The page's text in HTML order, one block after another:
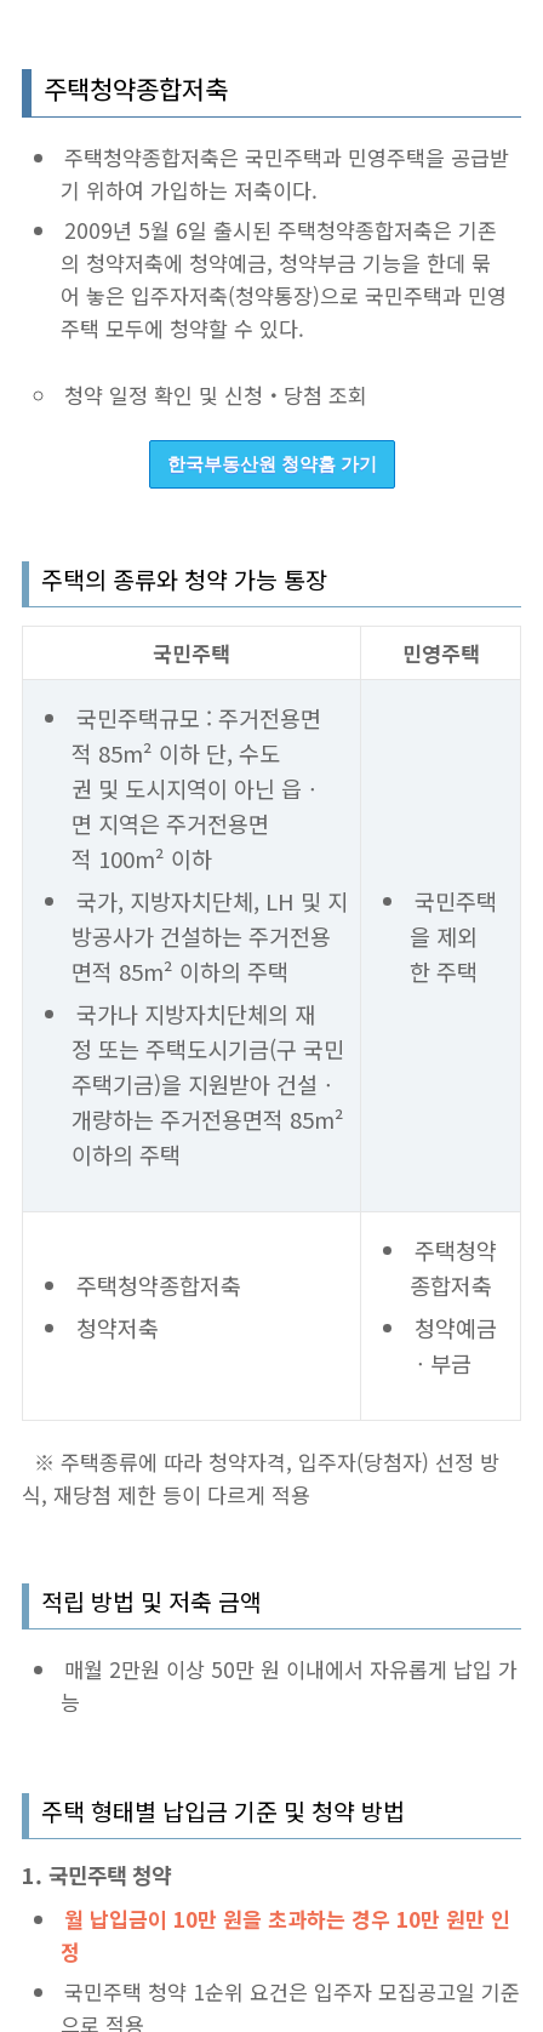
주택청약종합저축
주택청약종합저축은 국민주택과 민영주택을 공급받
기 위하여 가입하는 저축이다.
2009년 5월 6일 출시된 주택청약종합저축은 기존
의 청약저축에 청약예금, 청약부금 기능을 한데 묶
어 놓은 입주자저축(청약통장)으로 국민주택과 민영
주택 모두에 청약할 수 있다.
청약 일정 확인 및 신청・당첨 조회
한국부동산원 청약홈 가기
주택의 종류와 청약 가능 통장
국민주택 민영주택
국민주택규모 : 주거전용면
적 85m² 이하 단, 수도
권 및 도시지역이 아닌 읍ㆍ
면 지역은 주거전용면
적 100m² 이하
국가, 지방자치단체, LH 및 지
방공사가 건설하는 주거전용
면적 85m² 이하의 주택
국가나 지방자치단체의 재
정 또는 주택도시기금(구 국민
주택기금)을 지원받아 건설ㆍ
개량하는 주거전용면적 85m²
이하의 주택
국민주택
을 제외
한 주택
주택청약종합저축
청약저축
주택청약
종합저축
청약예금
ㆍ부금
※ 주택종류에 따라 청약자격, 입주자(당첨자) 선정 방
식, 재당첨 제한 등이 다르게 적용
적립 방법 및 저축 금액
매월 2만원 이상 50만 원 이내에서 자유롭게 납입 가
능
주택 형태별 납입금 기준 및 청약 방법
1. 국민주택 청약
월 납입금이 10만 원을 초과하는 경우 10만 원만 인
정
국민주택 청약 1순위 요건은 입주자 모집공고일 기준
으로 적용